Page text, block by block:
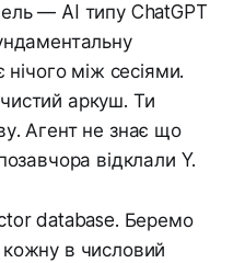
— AI типу ChatGPT
між сесіями.
аркуш. Ти
Агент не знає що
відклали Y.
database. Беремо
в числовий